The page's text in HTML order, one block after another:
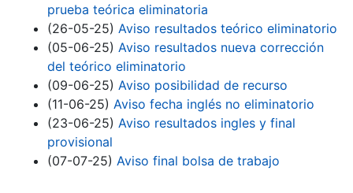
prueba teórica eliminatoria
(26-05-25) Aviso resultados teórico eliminatorio
(05-06-25) Aviso resultados nueva corrección
del teórico eliminatorio
(09-06-25) Aviso posibilidad de recurso
(11-06-25) Aviso fecha inglés no eliminatorio
(23-06-25) Aviso resultados ingles y final
provisional
(07-07-25) Aviso final bolsa de trabajo